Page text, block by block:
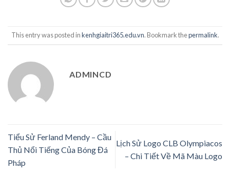
This entry was posted inkenhgiaitri365.edu.vn. Bookmark thepermalink.
ADMINCD
Tiểu Sử Ferland Mendy – Cầu
Thủ Nổi Tiếng Của Bóng Đá
Pháp
Lịch Sử Logo CLB Olympiacos
– Chi Tiết Về Mã Màu Logo